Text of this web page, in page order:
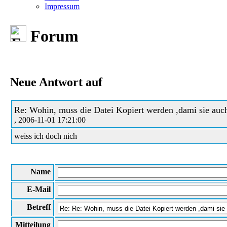
Impressum
Forum
Neue Antwort auf
Re: Wohin, muss die Datei Kopiert werden ,dami sie
, 2006-11-01 17:21:00
weiss ich doch nich
Name
E-Mail
Betreff
Mitteilung